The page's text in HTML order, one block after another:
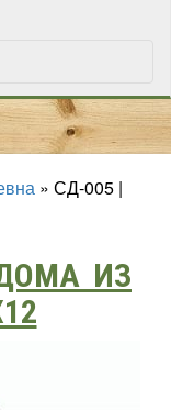
» СД-005 |
ИЗ